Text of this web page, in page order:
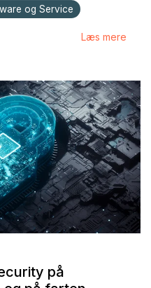
og Service
Læs mere
på